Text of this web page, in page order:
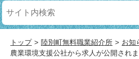
トップ 陸別町無料職業紹介所
お知
農業環境支援公社から求人が公開されま